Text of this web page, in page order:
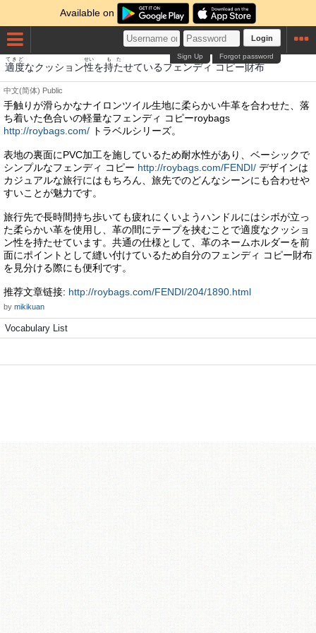
Available on
Login
Forgot password
Sign Up
適度
てきど
なクッション性
せい
を持た
もた
せているフェンディ コピー財布
さいふ
中文(简体) Public
手触りが滑らかなナイロンツイル生地に柔らかい牛革を合わせた、落
ち着いた色合いの軽量なフェンディ コピーroybags
http://roybags.com/ トラベルシリーズ。
表地の裏面にPVC加工を施しているため耐水性があり、ベーシックで
シンプルなフェンディ コピー http://roybags.com/FENDI/
カジュアルな旅行にはもちろん、旅先でのどんなシーンにも合わせや
すいことが魅力です。
旅行先で長時間持ち歩いても疲れにくいようハンドルにはシボが立っ
た柔らかい革を使用し、革の間にテープを挟むことで適度なクッショ
ン性を持たせています。共通の仕様として、革のネームホルダーを前
面にポイントとして縫い付けているため自分のフェンディ コピー財布
を見分ける際にも便利です。
推荐文章链接: http://roybags.com/FENDI/204/1890.html
by mikikuan
Vocabulary List